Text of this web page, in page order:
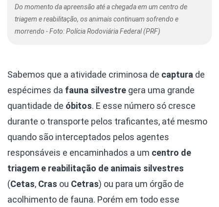
Do momento da apreensão até a chegada em um centro de
triagem e reabilitação, os animais continuam sofrendo e
morrendo - Foto: Polícia Rodoviária Federal (PRF)
Sabemos que a atividade criminosa de captura de
espécimes da fauna silvestre gera uma grande
quantidade de óbitos. E esse número só cresce
durante o transporte pelos traficantes, até mesmo
quando são interceptados pelos agentes
responsáveis e encaminhados a um centro de
triagem e reabilitação de animais silvestres
(Cetas, Cras ou Cetras) ou para um órgão de
acolhimento de fauna. Porém em todo esse